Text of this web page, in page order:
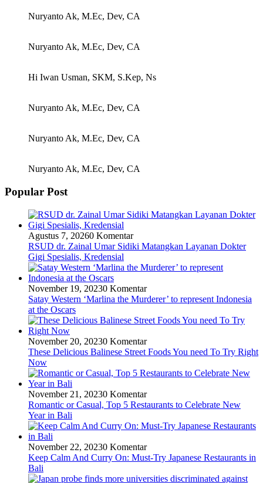
Nuryanto Ak, M.Ec, Dev, CA
Nuryanto Ak, M.Ec, Dev, CA
Hi Iwan Usman, SKM, S.Kep, Ns
Nuryanto Ak, M.Ec, Dev, CA
Nuryanto Ak, M.Ec, Dev, CA
Nuryanto Ak, M.Ec, Dev, CA
Popular Post
Agustus 7, 20260 Komentar
RSUD dr. Zainal Umar Sidiki Matangkan Layanan Dokter
Gigi Spesialis, Kredensial
November 19, 20230 Komentar
Satay Western ‘Marlina the Murderer’ to represent Indonesia
at the Oscars
November 20, 20230 Komentar
These Delicious Balinese Street Foods You need To Try Right
Now
November 21, 20230 Komentar
Romantic or Casual, Top 5 Restaurants to Celebrate New
Year in Bali
November 22, 20230 Komentar
Keep Calm And Curry On: Must-Try Japanese Restaurants in
Bali